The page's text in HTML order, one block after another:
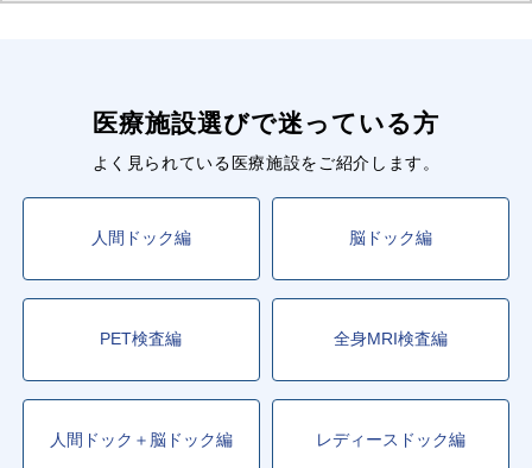
医療施設選びで迷っている方
よく見られている医療施設をご紹介します。
人間ドック編 脳ドック編
PET検査編 全身MRI検査編
人間ドック＋脳ドック編 レディースドック編